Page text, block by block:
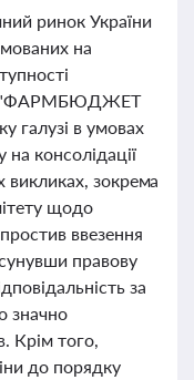
ринок України
на
"ФАРМБЮДЖЕТ
галузі в умовах
консолідації
викликах, зокрема
щодо
ввезення
правову
за
значно
Крім того,
до порядку